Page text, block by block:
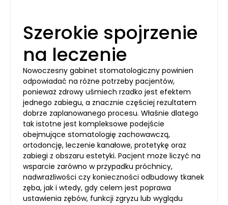
Szerokie spojrzenie
na leczenie
Nowoczesny gabinet stomatologiczny powinien
odpowiadać na różne potrzeby pacjentów,
ponieważ zdrowy uśmiech rzadko jest efektem
jednego zabiegu, a znacznie częściej rezultatem
dobrze zaplanowanego procesu. Właśnie dlatego
tak istotne jest kompleksowe podejście
obejmujące stomatologię zachowawczą,
ortodoncję, leczenie kanałowe, protetykę oraz
zabiegi z obszaru estetyki. Pacjent może liczyć na
wsparcie zarówno w przypadku próchnicy,
nadwrażliwości czy konieczności odbudowy tkanek
zęba, jak i wtedy, gdy celem jest poprawa
ustawienia zębów, funkcji zgryzu lub wyglądu